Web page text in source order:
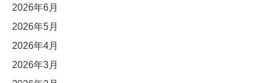
2026年6月
2026年5月
2026年4月
2026年3月